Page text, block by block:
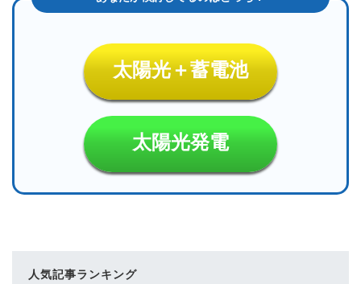
太陽光＋蓄電池
太陽光発電
人気記事ランキング